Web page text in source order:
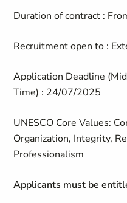
Duration of contract :
Recruitment open to :
Application Deadline
Time) : 24/07/2025
UNESCO Core Values:
Organization, Integrity,
Professionalism
Applicants must be